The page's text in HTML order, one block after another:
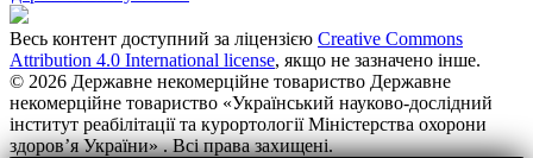
Весь контент доступний за ліцензією Creative Commons
Attribution 4.0 International license, якщо не зазначено інше.
© 2026 Державне некомерційне товариство Державне
некомерційне товариство «Український науково-дослідний
інститут реабілітації та курортології Міністерства охорони
здоров’я України» . Всі права захищені.